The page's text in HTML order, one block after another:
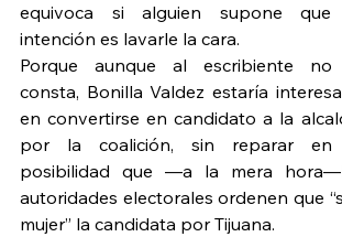
equivoca si alguien supone
intención es lavarle la cara.
Porque aunque al escribiente
consta, Bonilla Valdez estaría
en convertirse en candidato a la
por la coalición, sin reparar en
posibilidad que —a la mera
autoridades electorales ordenen que
mujer” la candidata por Tijuana.